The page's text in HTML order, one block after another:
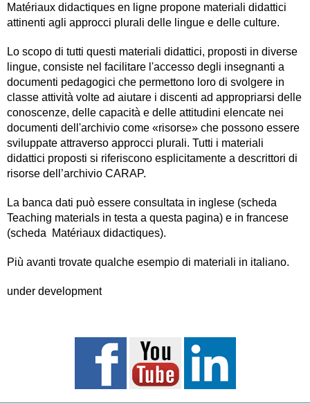
Matériaux didactiques en ligne propone materiali didattici
attinenti agli approcci plurali delle lingue e delle culture.
Lo scopo di tutti questi materiali didattici, proposti in diverse
lingue, consiste nel facilitare l'accesso degli insegnanti a
documenti pedagogici che permettono loro di svolgere in
classe attività volte ad aiutare i discenti ad appropriarsi delle
conoscenze, delle capacità e delle attitudini elencate nei
documenti dell'archivio come «risorse» che possono essere
sviluppate attraverso approcci plurali. Tutti i materiali
didattici proposti si riferiscono esplicitamente a descrittori di
risorse dell’archivio CARAP.
La banca dati può essere consultata in inglese (scheda
Teaching materials in testa a questa pagina) e in francese
(scheda Matériaux didactiques).
Più avanti trovate qualche esempio di materiali in italiano.
under development